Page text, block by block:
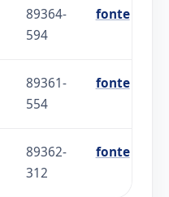
89364-
594
fonte
89361-
554
fonte
89362-
312
fonte